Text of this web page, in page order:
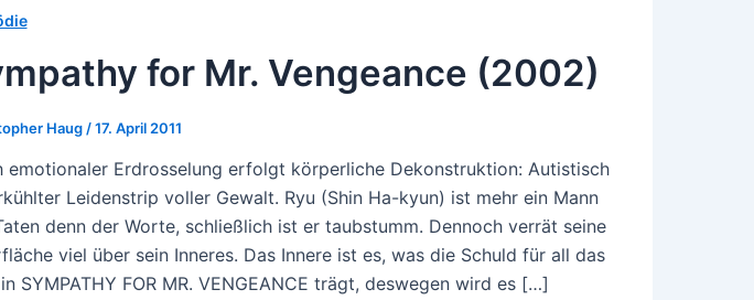
for Mr. Vengeance (2002)
Haug /17. April 2011
emotionaler Erdrosselung erfolgt körperliche Dekonstruktion: Autistisch
Leidenstrip voller Gewalt. Ryu (Shin Ha-kyun) ist mehr ein Mann
denn der Worte, schließlich ist er taubstumm. Dennoch verrät seine
viel über sein Inneres. Das Innere ist es, was die Schuld für all das
SYMPATHY FOR MR. VENGEANCE trägt, deswegen wird es […]